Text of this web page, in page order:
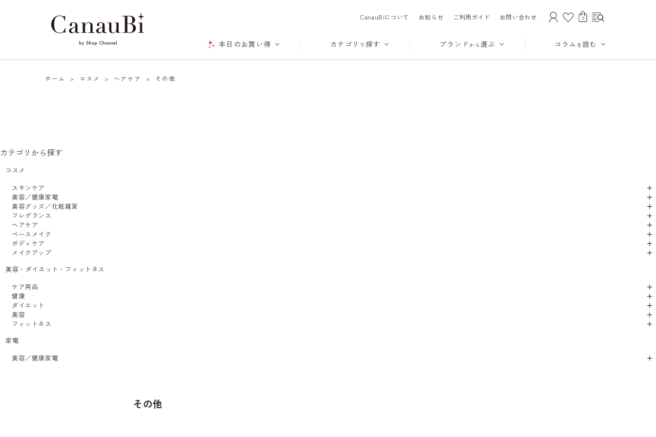
CanauBiについて お知らせ ご利用ガイド お問い合わせ 0
本日のお買い得 カテゴリ で探す ブランド から 選ぶ コラム を読む
ホーム > コスメ > ヘアケア > その他
カテゴリから探す
コスメ
スキンケア
美容／健康家電
美容グッズ／化粧雑貨
フレグランス
ヘアケア
ベースメイク
ボディケア
メイクアップ
美容・ダイエット・フィットネス
ケア用品
健康
ダイエット
美容
フィットネス
家電
美容／健康家電
その他